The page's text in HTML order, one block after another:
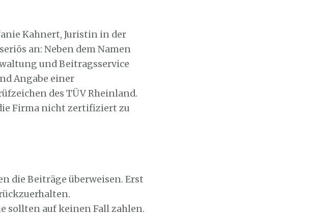
Kahnert, Juristin in der
an: Neben dem Namen
und Beitragsservice
Angabe einer
des TÜV Rheinland.
Firma nicht zertifiziert zu
die Beiträge überweisen. Erst
sollten auf keinen Fall zahlen.